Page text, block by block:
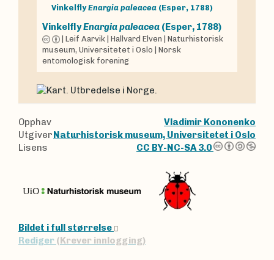
Vinkelfly Enargia paleacea (Esper, 1788)
VinkelflyEnargia paleacea (Esper, 1788)
| Leif Aarvik | Hallvard Elven | Naturhistorisk
museum, Universitetet i Oslo | Norsk
entomologisk forening
Opphav
Vladimir Kononenko
UtgiverNaturhistorisk museum, Universitetet i Oslo
Lisens
CC BY-NC-SA 3.0
Bildet i full størrelse
Rediger (Krever innlogging)